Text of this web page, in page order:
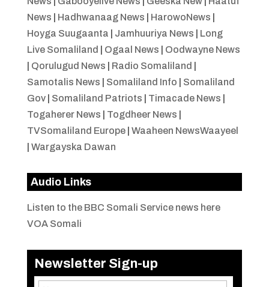
News
Hadhwanaag News HarowoNews
Hoyga Suugaanta
Jamhuuriya News
Long
Live Somaliland
Ogaal News
Oodwayne News
Qorulugud News Radio Somaliland
Samotalis News
Somaliland Info
Somaliland
Gov| Somaliland Patriots Timacade News
Togaherer News
Togdheer News
TVSomaliland Europe| Waaheen NewsWaayeel
Wargayska Dawan
Audio Links
Listen to the BBC Somali Service news here
VOA Somali
Newsletter Sign-up